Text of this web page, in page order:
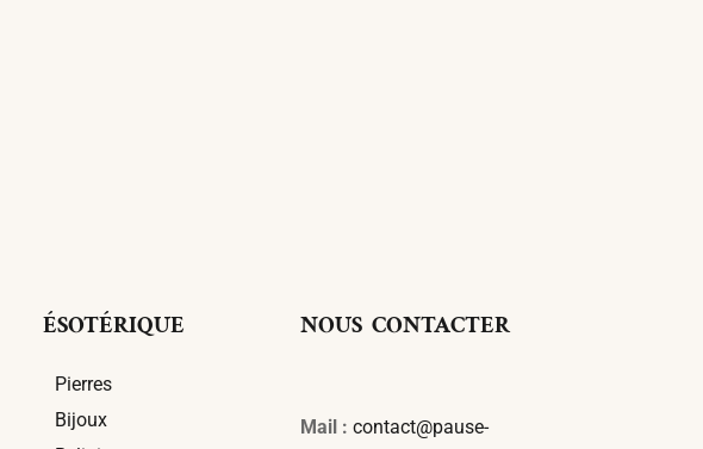
ÉSOTÉRIQUE
Pierres
Bijoux
NOUS CONTACTER
Mail : contact@pause-